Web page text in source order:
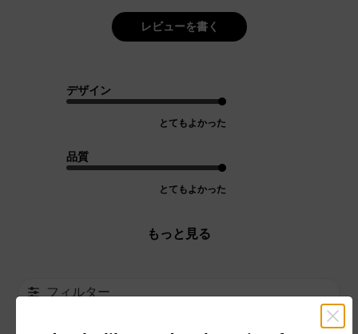
レビューを書く
デザイン
とてもよかった
品質
とてもよかった
もっと見る
フィルター